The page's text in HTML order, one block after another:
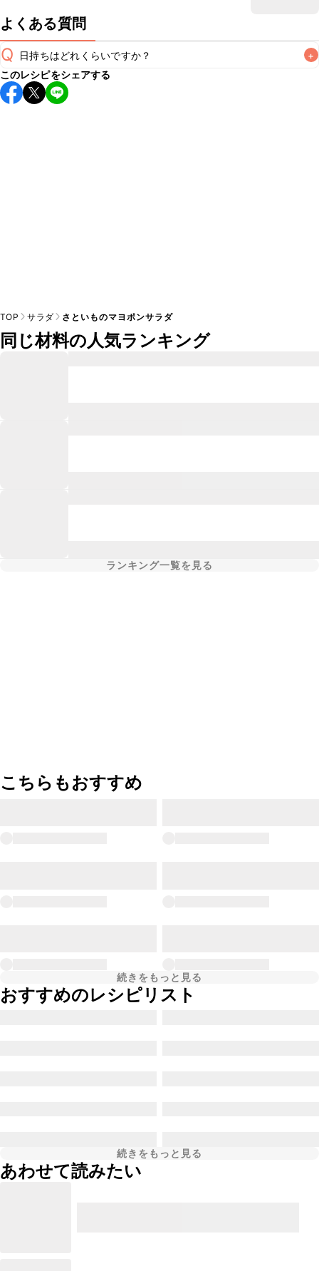
よくある質問
Q 日持ちはどれくらいですか？ +
保存期間は冷蔵で当日中が目安です。なるべくお早めにお召
し上がりください。
このレシピをシェアする
TOP サラダ さといものマヨポンサラダ
同じ材料の人気ランキング
ランキング一覧を見る
こちらもおすすめ
続きをもっと見る
おすすめのレシピリスト
続きをもっと見る
あわせて読みたい